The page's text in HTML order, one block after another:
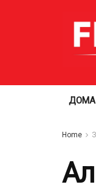
ДОМА
Home